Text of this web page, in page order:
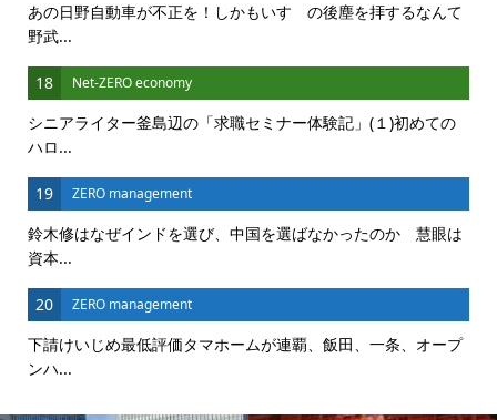
あの日野自動車が不正を！しかもいすゞの後塵を拝するなんて
野武...
18 Net-ZERO economy
シニアライター釜島辺の「求職セミナー体験記」(１)初めての
ハロ...
19 ZERO management
鈴木修はなぜインドを選び、中国を選ばなかったのか 慧眼は
資本...
20 ZERO management
下請けいじめ最低評価タマホームが連覇、飯田、一条、オープ
ンハ...